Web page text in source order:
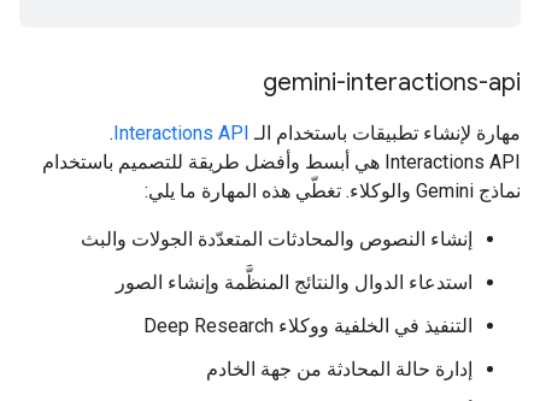
‫gemini-interactions-api
مهارة لإنشاء تطبيقات باستخدام الـ Interactions API
.
‫Interactions API هي أبسط وأفضل طريقة للتصميم باستخدام
نماذج Gemini والوكلاء. تغطّي هذه المهارة ما يلي:
إنشاء النصوص والمحادثات المتعدّدة الجولات والبث
استدعاء الدوال والنتائج المنظَّمة وإنشاء الصور
التنفيذ في الخلفية ووكلاء Deep Research
إدارة حالة المحادثة من جهة الخادم